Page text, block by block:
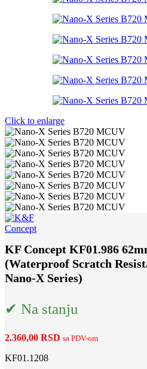
Click to enlarge
KF Concept KF01.986
(Waterproof Scratch
Nano-X Series)
✔ Na stanju
2.360,00 RSD sa PDV-om
KF01.1208